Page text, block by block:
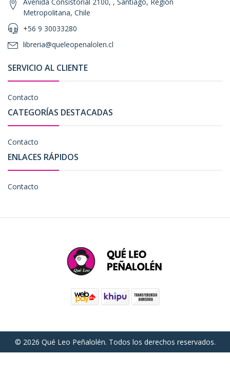
Metropolitana, Chile
+56 9 30033280
libreria@queleopenalolen.cl
SERVICIO AL CLIENTE
Contacto
CATEGORÍAS DESTACADAS
Contacto
ENLACES RÁPIDOS
Contacto
© 2026 Qué Leo Peñalolén. Todos los derechos reservados.